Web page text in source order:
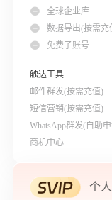
全球企业库
数据导出(按需充
免费子账号
触达工具
邮件群发(按需充值)
短信营销(按需充值)
WhatsApp群发(自助
商机中心
个